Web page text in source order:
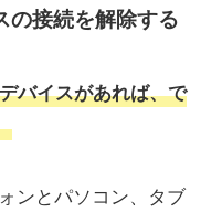
の接続を解除する
バイスがあれば、で
ンとパソコン、タブ